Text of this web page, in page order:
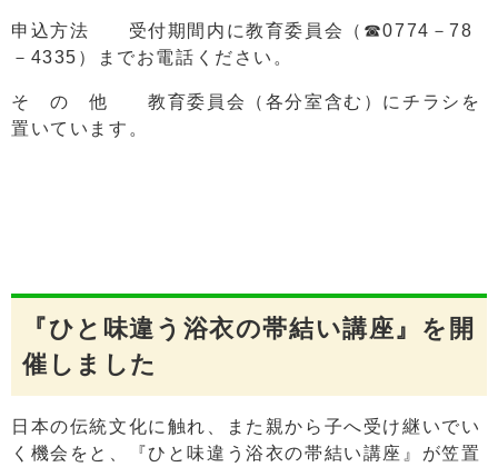
申込方法 受付期間内に教育委員会（☎0774－78
－4335）までお電話ください。
そ の 他 教育委員会（各分室含む）にチラシを
置いています。
『ひと味違う浴衣の帯結い講座』を開
催しました
日本の伝統文化に触れ、また親から子へ受け継いでい
く機会をと、『ひと味違う浴衣の帯結い講座』が笠置